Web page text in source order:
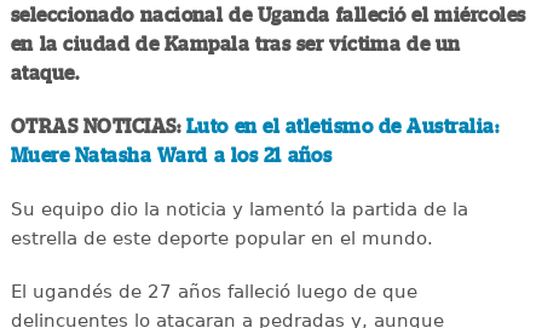
seleccionado nacional de Uganda falleció el miércoles
en la ciudad de Kampala tras ser víctima de un
ataque.
OTRAS NOTICIAS: Luto en el atletismo de Australia:
Muere Natasha Ward a los 21 años
Su equipo dio la noticia y lamentó la partida de la
estrella de este deporte popular en el mundo.
El ugandés de 27 años falleció luego de que
delincuentes lo atacaran a pedradas y, aunque